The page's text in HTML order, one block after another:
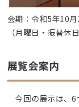
会期：令和5年10
（月曜日・振替休日
展覧会案内
今回の展示は、6